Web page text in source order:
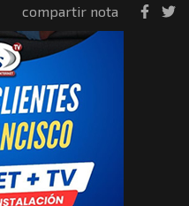
compartir nota